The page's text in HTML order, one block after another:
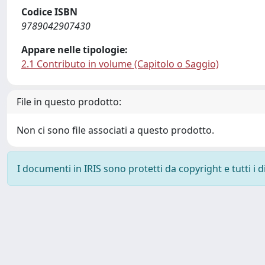
Codice ISBN
9789042907430
Appare nelle tipologie:
2.1 Contributo in volume (Capitolo o Saggio)
File in questo prodotto:
Non ci sono file associati a questo prodotto.
I documenti in IRIS sono protetti da copyright e tutti i